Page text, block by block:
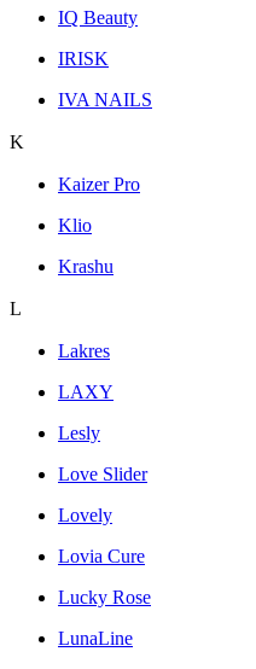
IQ Beauty
IRISK
IVA NAILS
K
Kaizer Pro
Klio
Krashu
L
Lakres
LAXY
Lesly
Love Slider
Lovely
Lovia Cure
Lucky Rose
LunaLine